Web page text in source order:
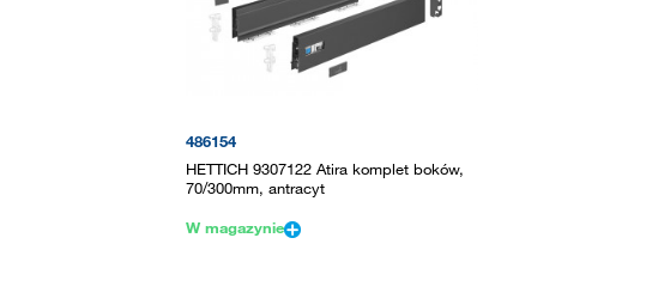
486154
HETTICH 9307122 Atira komplet boków,
70/300mm, antracyt
W magazynie